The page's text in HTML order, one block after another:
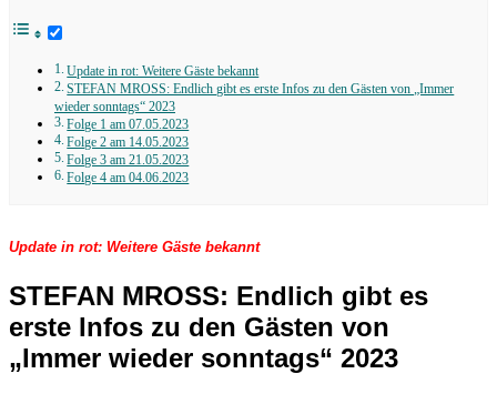
Update in rot: Weitere Gäste bekannt
STEFAN MROSS: Endlich gibt es erste Infos zu den Gästen von „Immer
wieder sonntags“ 2023
Folge 1 am 07.05.2023
Folge 2 am 14.05.2023
Folge 3 am 21.05.2023
Folge 4 am 04.06.2023
Update in rot: Weitere Gäste bekannt
STEFAN MROSS: Endlich gibt es
erste Infos zu den Gästen von
„Immer wieder sonntags“ 2023